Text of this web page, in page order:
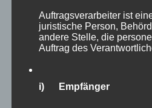
Nach fünf Stunden waren
müde und so habe ich
Auftragsverarbeiter ist
juristische Person,
andere Stelle, die
Auftrag des
i) Empfänger